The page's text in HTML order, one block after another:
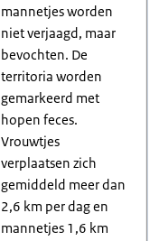
mannetjes worden
niet verjaagd, maar
bevochten. De
territoria worden
gemarkeerd met
hopen feces.
Vrouwtjes
verplaatsen zich
gemiddeld meer dan
2,6 km per dag en
mannetjes 1,6 km